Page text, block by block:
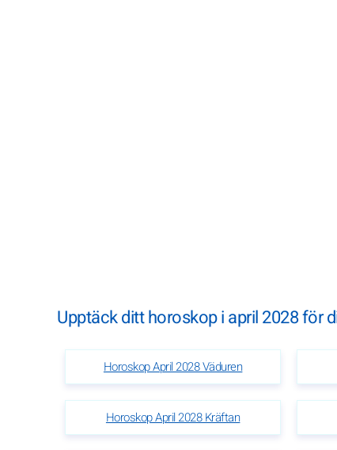
Upptäck ditt horoskop i april 2028 för
Horoskop April 2028 Väduren
Horoskop April 2028 Kräftan